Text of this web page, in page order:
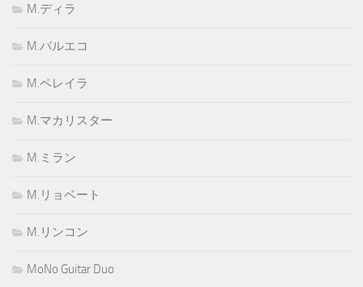
M.ディラ
M.バルエコ
M.ペレイラ
M.マカリスター
M.ミラン
M.リョベート
M.リンコン
MoNo Guitar Duo